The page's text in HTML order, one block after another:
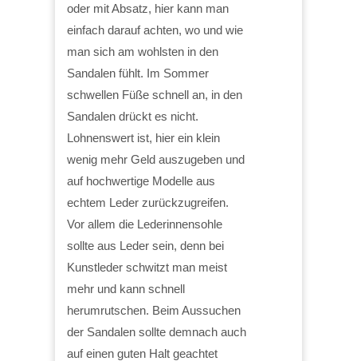
oder mit Absatz, hier kann man
einfach darauf achten, wo und wie
man sich am wohlsten in den
Sandalen fühlt. Im Sommer
schwellen Füße schnell an, in den
Sandalen drückt es nicht.
Lohnenswert ist, hier ein klein
wenig mehr Geld auszugeben und
auf hochwertige Modelle aus
echtem Leder zurückzugreifen.
Vor allem die Lederinnensohle
sollte aus Leder sein, denn bei
Kunstleder schwitzt man meist
mehr und kann schnell
herumrutschen. Beim Aussuchen
der Sandalen sollte demnach auch
auf einen guten Halt geachtet